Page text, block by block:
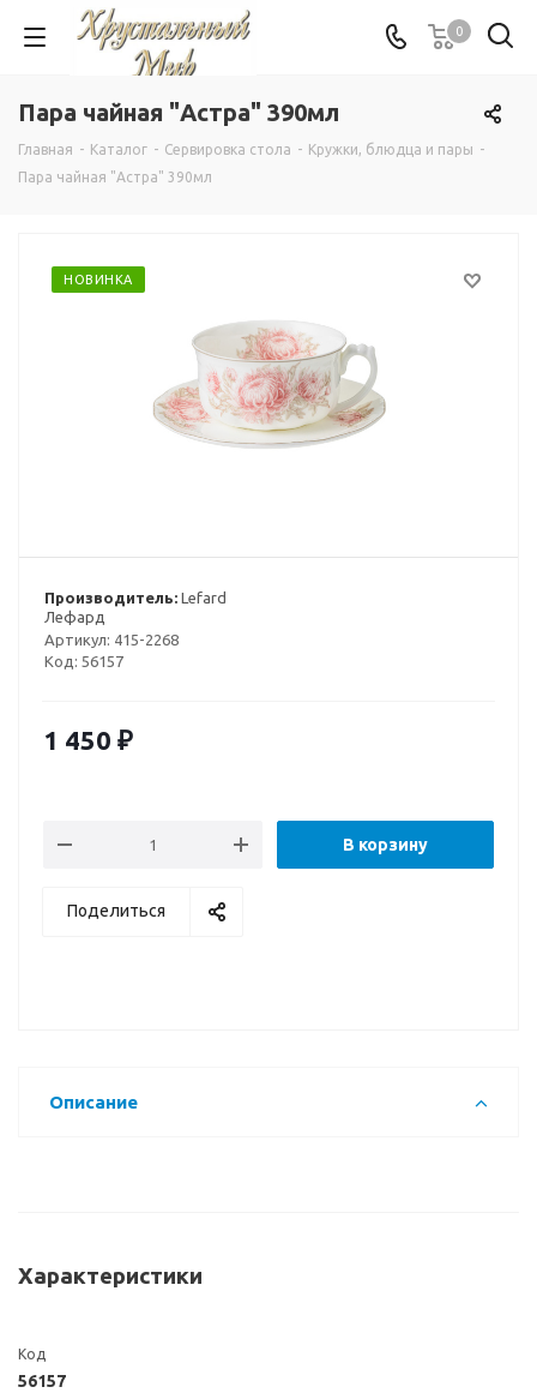
0
Пара чайная "Астра" 390мл
Главная - Каталог - Сервировка стола - Кружки, блюдца и пары -
Пара чайная "Астра" 390мл
НОВИНКА
Производитель: Lefard
Лефард
Артикул: 415-2268
Код: 56157
1 450 ₽
В корзину
Поделиться
Описание
Характеристики
Код
56157